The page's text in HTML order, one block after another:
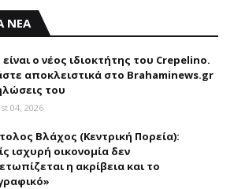
ΝΕΑ
είναι ο νέος ιδιοκτήτης του Crepelino.
αποκλειστικά στο Brahaminews.gr
του
04, 2026
Βλάχος (Κεντρική Πορεία):
ισχυρή οικονομία δεν
η ακρίβεια και το